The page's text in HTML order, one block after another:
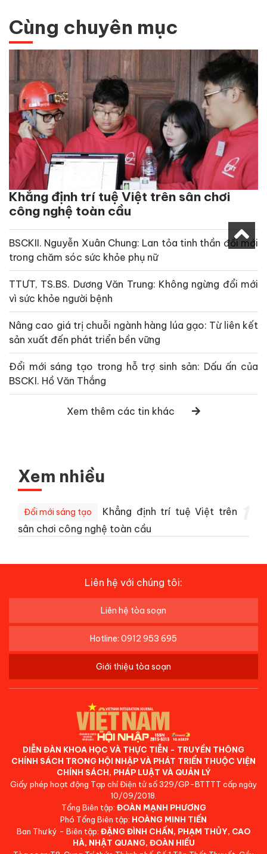
Cùng chuyên mục
Khẳng định trí tuệ Việt trên sân chơi
công nghệ toàn cầu
BSCKII. Nguyễn Xuân Chung: Lan tỏa tinh thần đổi mới
trong chăm sóc sức khỏe phụ nữ
TTƯT, TS.BS. Dương Văn Trung: Không ngừng đổi mới
vì sức khỏe người bệnh
Nâng cao giá trị chuỗi ngành hàng lúa gạo: Từ liên kết
sản xuất đến phát triển bền vững
Đổi mới sáng tạo trong hỗ trợ sinh sản: Dấu ấn của
BSCKI. Hồ Văn Thắng
Xem thêm các tin khác
Xem nhiều
Đổi mới sáng tạo
Khẳng định trí tuệ Việt trên
sân chơi công nghệ toàn cầu
Liên hệ với chúng tôi:
Liên hệ tòa soạn
Hotline: 0912 953 695
Giới thiệu tòa soạn
DIỄN ĐÀN KHOA HỌC VÀ THỰC TIỄN - TRUYỀN THÔNG
CHÍNH SÁCH TRONG HỘI NHẬP VÀ PHÁT TRIỂN THUỘC VIỆN
CHÍNH SÁCH, PHÁP LUẬT VÀ QUẢN LÝ
Giấy phép hoạt động Tạp chí Điện tử số 329/GP-BTTTT cấp ngày
10/09/2018.
Tổng Biên tập: ĐOÀN MẠNH PHƯƠNG
Phó Tổng Biên tập: HOÀNG MINH TIẾN
Ban Thư ký - Biên tập: ĐẶNG ĐÌNH CHẤN, PHẠM THỦY, CAO
HÀ, NHẬT QUANG, ĐOÀN HIẾU